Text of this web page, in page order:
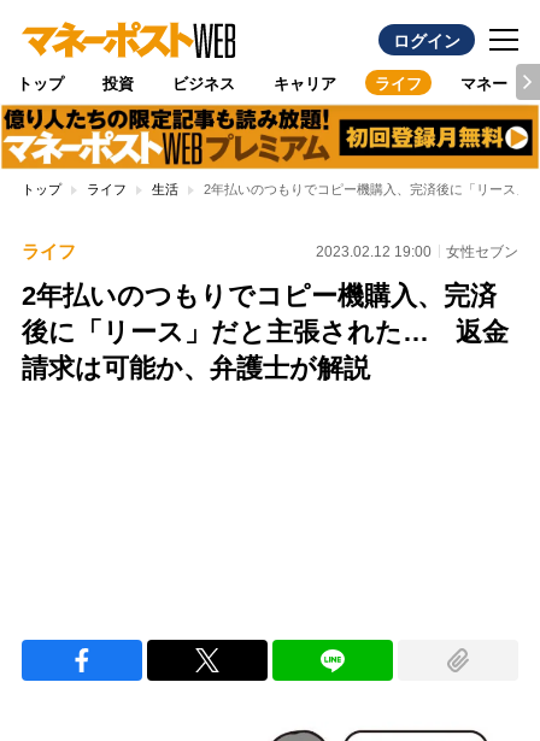
ログイン
トップ 投資 ビジネス キャリア ライフ マネー
トップ ライフ 生活 2年払いのつもりでコピー機購入、完済後に「リース
ライフ 2023.02.12 19:00 女性セブン
2年払いのつもりでコピー機購入、完済
後に「リース」だと主張された… 返金
請求は可能か、弁護士が解説